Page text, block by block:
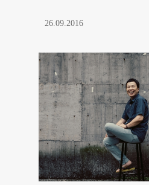
26.09.2016